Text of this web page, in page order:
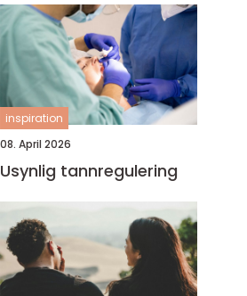
inspiration
08. April 2026
Usynlig tannregulering